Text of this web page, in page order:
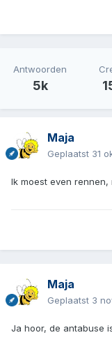
Antwoorden
5k
Maja
Geplaatst 31
Ik moest even rennen,
Maja
Geplaatst 3
Ja hoor, de antabuse